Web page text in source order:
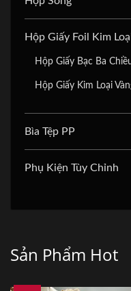
Hộp Giấy Foil Kim
Hộp Giấy Bạc Ba
Hộp Giấy Kim Loại
Bìa Tệp PP
Phụ Kiện Tùy Chỉnh
Sản Phẩm Hot